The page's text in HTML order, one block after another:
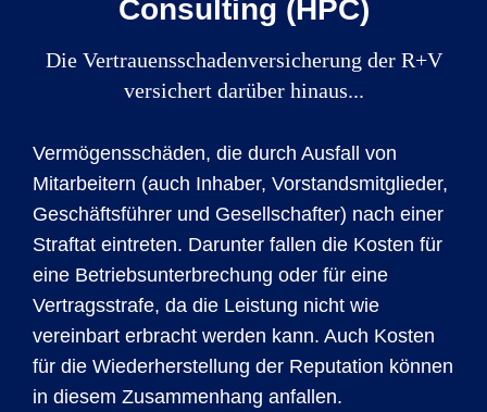
Consulting (HPC)
Die Vertrauensschadenversicherung der R+V
versichert darüber hinaus...
Vermögensschäden, die durch Ausfall von
Mitarbeitern (auch Inhaber, Vorstandsmitglieder,
Geschäftsführer und Gesellschafter) nach einer
Straftat eintreten. Darunter fallen die Kosten für
eine Betriebsunterbrechung oder für eine
Vertragsstrafe, da die Leistung nicht wie
vereinbart erbracht werden kann. Auch Kosten
für die Wiederherstellung der Reputation können
in diesem Zusammenhang anfallen.